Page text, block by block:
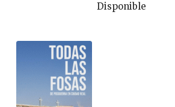
Disponible